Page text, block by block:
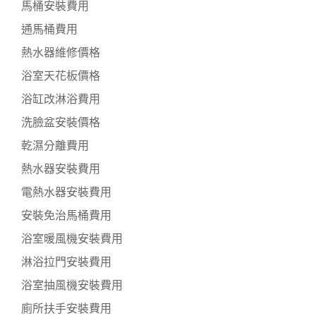
馬桶安裝費用
通馬桶費用
熱水器維修價格
浴室天花板價格
浴缸改淋浴費用
洗臉盆安裝價格
乾濕分離費用
熱水器安裝費用
電熱水器安裝費用
安裝免治馬桶費用
浴室暖風機安裝費用
淋浴拉門安裝費用
浴室抽風機安裝費用
廁所扶手安裝費用